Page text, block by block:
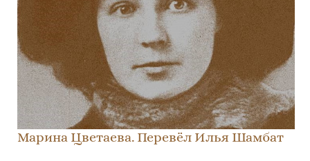
Марина Цветаева. Перевёл Илья Шамбат